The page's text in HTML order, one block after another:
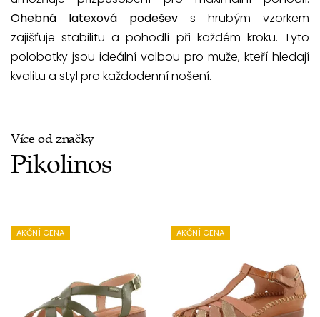
Ohebná latexová podešev s hrubým vzorkem
zajišťuje stabilitu a pohodlí při každém kroku. Tyto
polobotky jsou ideální volbou pro muže, kteří hledají
kvalitu a styl pro každodenní nošení.
Více od značky
Pikolinos
AKČNÍ CENA AKČNÍ CENA